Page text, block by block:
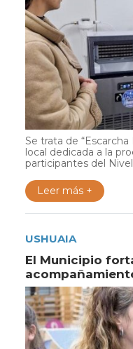
Se trata de
local dedicada a la
participantes del Nivel
Leer más +
USHUAIA
El Municipio